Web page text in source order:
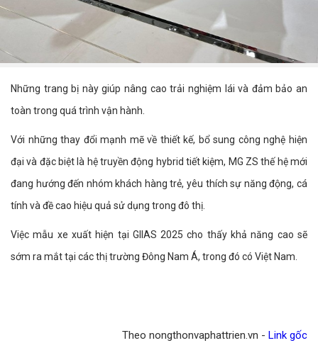
Những trang bị này giúp nâng cao trải nghiệm lái và đảm bảo an
toàn trong quá trình vận hành.
Với những thay đổi mạnh mẽ về thiết kế, bổ sung công nghệ hiện
đại và đặc biệt là hệ truyền động hybrid tiết kiệm, MG ZS thế hệ mới
đang hướng đến nhóm khách hàng trẻ, yêu thích sự năng động, cá
tính và đề cao hiệu quả sử dụng trong đô thị.
Việc mẫu xe xuất hiện tại GIIAS 2025 cho thấy khả năng cao sẽ
sớm ra mắt tại các thị trường Đông Nam Á, trong đó có Việt Nam.
Theo nongthonvaphattrien.vn - Link gốc